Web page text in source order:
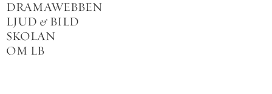
DRAMAWEBBEN
LJUD & BILD
SKOLAN
OM LB